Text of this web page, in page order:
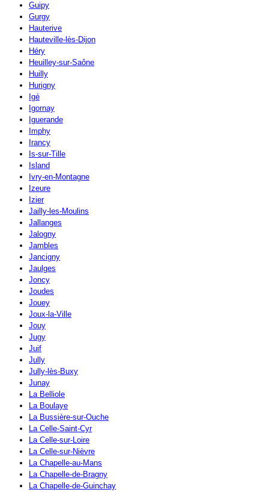
Guipy
Gurgy
Hauterive
Hauteville-lès-Dijon
Héry
Heuilley-sur-Saône
Huilly
Hurigny
Igé
Igornay
Iguerande
Imphy
Irancy
Is-sur-Tille
Island
Ivry-en-Montagne
Izeure
Izier
Jailly-les-Moulins
Jallanges
Jalogny
Jambles
Jancigny
Jaulges
Joncy
Joudes
Jouey
Joux-la-Ville
Jouy
Jugy
Juif
Jully
Jully-lès-Buxy
Junay
La Belliole
La Boulaye
La Bussière-sur-Ouche
La Celle-Saint-Cyr
La Celle-sur-Loire
La Celle-sur-Nièvre
La Chapelle-au-Mans
La Chapelle-de-Bragny
La Chapelle-de-Guinchay